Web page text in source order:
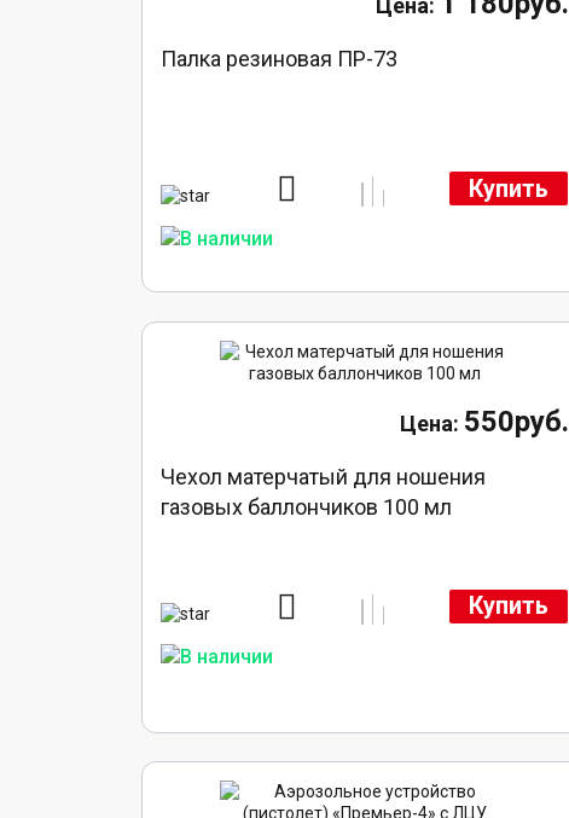
Палка резиновая ПР-73
Купить
550руб.
Чехол матерчатый для ношения
газовых баллончиков 100 мл
Купить